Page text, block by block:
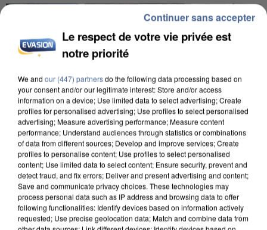
8h00
Un second cadre de la DZ Mafia interpellé en
Le respect de votre vie privée est
notre priorité
We and our (447) partnersdo the following data processing based on
your consent and/or our legitimate interest: Store and/or access
information on a device; Use limited data to select advertising; Create
profiles for personalised advertising; Use profiles to select personalised
advertising; Measure advertising performance; Measure content
performance; Understand audiences through statistics or combinations
of data from different sources; Develop and improve services; Create
profiles to personalise content; Use profiles to select personalised
content; Use limited data to select content; Ensure security, prevent and
detect fraud, and fix errors; Deliver and present advertising and content;
Save and communicate privacy choices. These technologies may
process personal data such as IP address and browsing data to offer
following functionalities: Identify devices based on information actively
requested; Use precise geolocation data; Match and combine data from
Continuer sans accepter